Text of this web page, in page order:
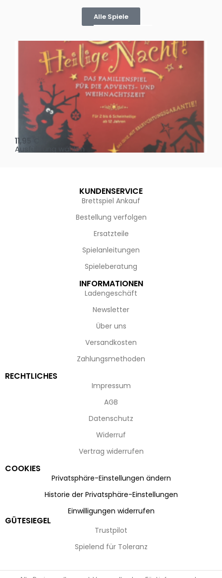
Alle Spiele
Oh, heilige Nacht!
11,95
Ausführung wählen
KUNDENSERVICE
Brettspiel Ankauf
Bestellung verfolgen
Ersatzteile
Spielanleitungen
Spieleberatung
INFORMATIONEN
Ladengeschäft
Newsletter
Über uns
Versandkosten
Zahlungsmethoden
RECHTLICHES
Impressum
AGB
Datenschutz
Widerruf
Vertrag widerrufen
COOKIES
Privatsphäre-Einstellungen ändern
Historie der Privatsphäre-Einstellungen
Einwilligungen widerrufen
GÜTESIEGEL
Trustpilot
Spielend für Toleranz